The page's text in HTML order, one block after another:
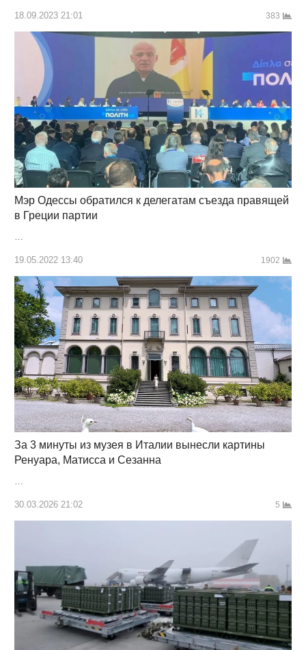
18.09.2023 21:01 383
Мэр Одессы обратился к делегатам съезда правящей
в Греции партии
…
19.05.2022 13:40 1902
За 3 минуты из музея в Италии вынесли картины
Ренуара, Матисса и Сезанна
…
30.03.2026 21:02 5